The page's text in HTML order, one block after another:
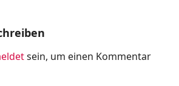
sein, um einen Kommentar